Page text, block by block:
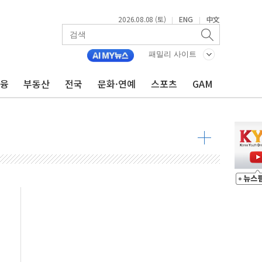
2026.08.08 (토) | ENG | 中文
패밀리 사이트
부동산 전국 문화·연예 스포츠 GAM
될 듯
'격차 확대'